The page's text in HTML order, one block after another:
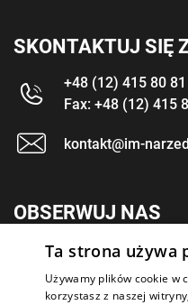
SKONTAKTUJ SIĘ
+48 (12) 415 80
Fax: +48 (12) 415
kontakt@im-
OBSERWUJ NAS
Ta strona używa
Używamy plików cookie
korzystasz z naszej